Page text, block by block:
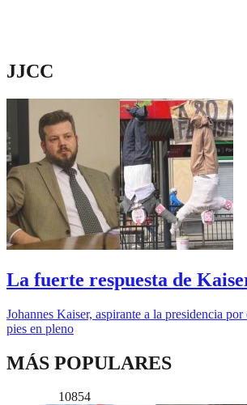
JJCC
La fuerte respuesta de
Johannes Kaiser, aspirante a la presidencia
pies en pleno
MÁS POPULARES
10854